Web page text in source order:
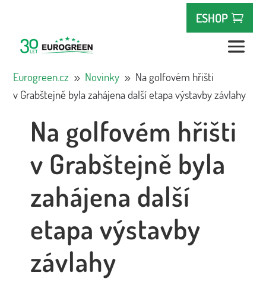
ESHOP
Eurogreen.cz 9 Novinky 9 Na golfovém hřišti
v Grabštejně byla zahájena další etapa výstavby závlahy
Na golfovém hřišti
v Grabštejně byla
zahájena další
etapa výstavby
závlahy